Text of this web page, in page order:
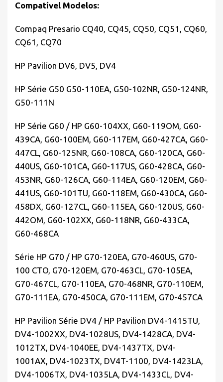
Compatível Modelos:
Compaq Presario CQ40, CQ45, CQ50, CQ51, CQ60,
CQ61, CQ70
HP Pavilion DV6, DV5, DV4
HP Série G50 G50-110EA, G50-102NR, G50-124NR,
G50-111N
HP Série G60 / HP G60-104XX, G60-119OM, G60-
439CA, G60-100EM, G60-117EM, G60-427CA, G60-
447CL, G60-125NR, G60-108CA, G60-120CA, G60-
440US, G60-101CA, G60-117US, G60-428CA, G60-
453NR, G60-126CA, G60-114EA, G60-120EM, G60-
441US, G60-101TU, G60-118EM, G60-430CA, G60-
458DX, G60-127CL, G60-115EA, G60-120US, G60-
442OM, G60-102XX, G60-118NR, G60-433CA,
G60-468CA
Série HP G70 / HP G70-120EA, G70-460US, G70-
100 CTO, G70-120EM, G70-463CL, G70-105EA,
G70-467CL, G70-110EA, G70-468NR, G70-110EM,
G70-111EA, G70-450CA, G70-111EM, G70-457CA
HP Pavilion Série DV4 / HP Pavilion DV4-1415TU,
DV4-1002XX, DV4-1028US, DV4-1428CA, DV4-
1012TX, DV4-1040EE, DV4-1437TX, DV4-
1001AX, DV4-1023TX, DV4T-1100, DV4-1423LA,
DV4-1006TX, DV4-1035LA, DV4-1433CL, DV4-